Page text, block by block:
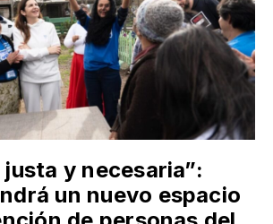
y necesaria”:
un nuevo espacio